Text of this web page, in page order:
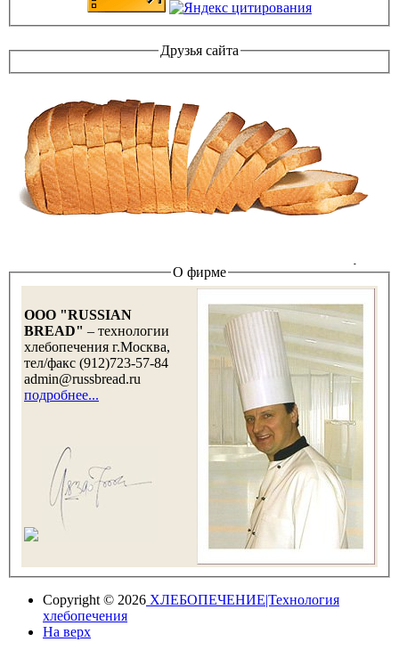
Друзья сайта
О фирме
OOO "RUSSIAN
BREAD" – технологии
хлебопечения г.Москва,
тел/факс (912)723-57-84
admin@russbread.ru
подробнее...
Copyright © 2026 ХЛЕБОПЕЧЕНИЕ|Технология
хлебопечения
На верх